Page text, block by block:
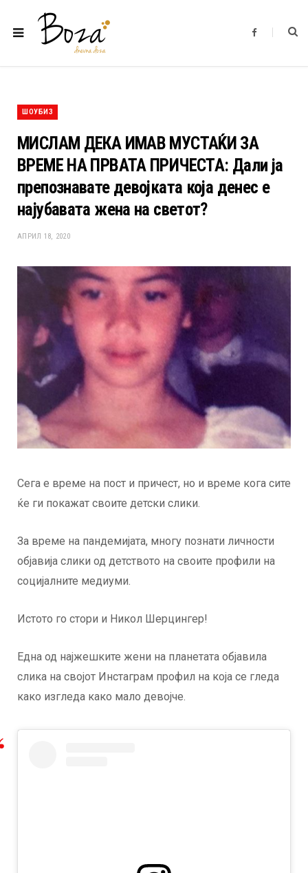
F
b
ШОУБИЗ
МИСЛАМ ДЕКА ИМАВ МУСТАЌИ ЗА
ВРЕМЕ НА ПРВАТА ПРИЧЕСТА: Дали ја
препознавате девојката која денес е
најубавата жена на светот?
АПРИЛ 18, 2020
Сега е време на пост и причест, но и време кога сите
ќе ги покажат своите детски слики.
За време на пандемијата, многу познати личности
објавија слики од детството на своите профили на
социјалните медиуми.
Истото го стори и Никол Шерцингер!
Една од најжешките жени на планетата објавила
слика на својот Инстаграм профил на која се гледа
како изгледа како мало девојче.